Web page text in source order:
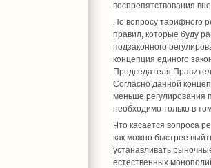
воспрепятствования
По вопросу тарифного
правил, которые буду
подзаконного
концепция единого
Председателя
Согласно данной
меньше регулирования
необходимо только в
Что касается вопроса
как можно быстрее
устанавливать
естественных